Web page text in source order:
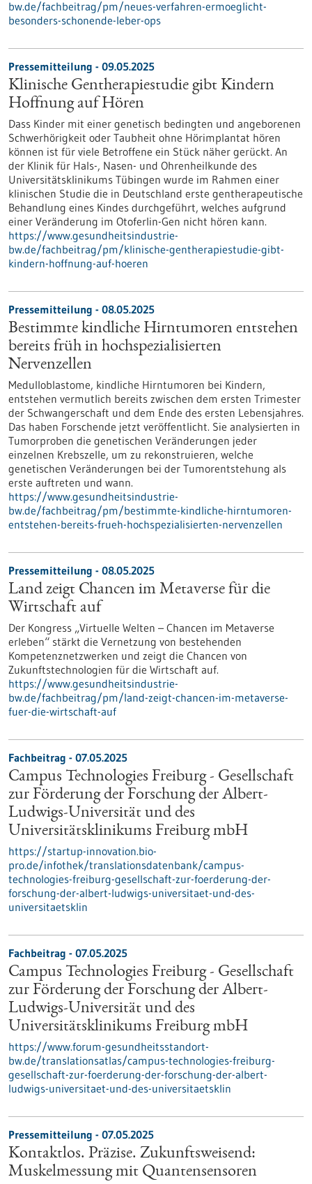
bw.de/fachbeitrag/pm/neues-verfahren-ermoeglicht-
besonders-schonende-leber-ops
Pressemitteilung - 09.05.2025
Klinische Gentherapiestudie gibt Kindern
Hoffnung auf Hören
Dass Kinder mit einer genetisch bedingten und angeborenen
Schwerhörigkeit oder Taubheit ohne Hörimplantat hören
können ist für viele Betroffene ein Stück näher gerückt. An
der Klinik für Hals-, Nasen- und Ohrenheilkunde des
Universitätsklinikums Tübingen wurde im Rahmen einer
klinischen Studie die in Deutschland erste gentherapeutische
Behandlung eines Kindes durchgeführt, welches aufgrund
einer Veränderung im Otoferlin-Gen nicht hören kann.
https://www.gesundheitsindustrie-
bw.de/fachbeitrag/pm/klinische-gentherapiestudie-gibt-
kindern-hoffnung-auf-hoeren
Pressemitteilung - 08.05.2025
Bestimmte kindliche Hirntumoren entstehen
bereits früh in hochspezialisierten
Nervenzellen
Medulloblastome, kindliche Hirntumoren bei Kindern,
entstehen vermutlich bereits zwischen dem ersten Trimester
der Schwangerschaft und dem Ende des ersten Lebensjahres.
Das haben Forschende jetzt veröffentlicht. Sie analysierten in
Tumorproben die genetischen Veränderungen jeder
einzelnen Krebszelle, um zu rekonstruieren, welche
genetischen Veränderungen bei der Tumorentstehung als
erste auftreten und wann.
https://www.gesundheitsindustrie-
bw.de/fachbeitrag/pm/bestimmte-kindliche-hirntumoren-
entstehen-bereits-frueh-hochspezialisierten-nervenzellen
Pressemitteilung - 08.05.2025
Land zeigt Chancen im Metaverse für die
Wirtschaft auf
Der Kongress „Virtuelle Welten – Chancen im Metaverse
erleben“ stärkt die Vernetzung von bestehenden
Kompetenznetzwerken und zeigt die Chancen von
Zukunftstechnologien für die Wirtschaft auf.
https://www.gesundheitsindustrie-
bw.de/fachbeitrag/pm/land-zeigt-chancen-im-metaverse-
fuer-die-wirtschaft-auf
Fachbeitrag - 07.05.2025
Campus Technologies Freiburg - Gesellschaft
zur Förderung der Forschung der Albert-
Ludwigs-Universität und des
Universitätsklinikums Freiburg mbH
https://startup-innovation.bio-
pro.de/infothek/translationsdatenbank/campus-
technologies-freiburg-gesellschaft-zur-foerderung-der-
forschung-der-albert-ludwigs-universitaet-und-des-
universitaetsklin
Fachbeitrag - 07.05.2025
Campus Technologies Freiburg - Gesellschaft
zur Förderung der Forschung der Albert-
Ludwigs-Universität und des
Universitätsklinikums Freiburg mbH
https://www.forum-gesundheitsstandort-
bw.de/translationsatlas/campus-technologies-freiburg-
gesellschaft-zur-foerderung-der-forschung-der-albert-
ludwigs-universitaet-und-des-universitaetsklin
Pressemitteilung - 07.05.2025
Kontaktlos. Präzise. Zukunftsweisend:
Muskelmessung mit Quantensensoren